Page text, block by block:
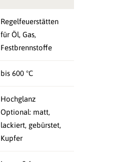
Regelfeuerstätten
für Öl, Gas,
Festbrennstoffe
bis 600 °C
Hochglanz
Optional: matt,
lackiert, gebürstet,
Kupfer